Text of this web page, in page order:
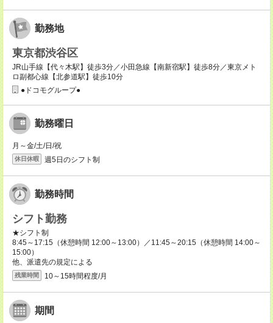
勤務地
東京都渋谷区
JR山手線【代々木駅】徒歩3分／小田急線【南新宿駅】徒歩8分／東京メト
ロ副都心線【北参道駅】徒歩10分
●ドコモグループ●
勤務曜日
月～金/土/日/祝
休日休暇 週5日のシフト制
勤務時間
シフト勤務
★シフト制
8:45～17:15（休憩時間 12:00～13:00）／11:45～20:15（休憩時間 14:00～
15:00）
他、派遣先の規定による
残業時間 10～15時間程度/月
期間